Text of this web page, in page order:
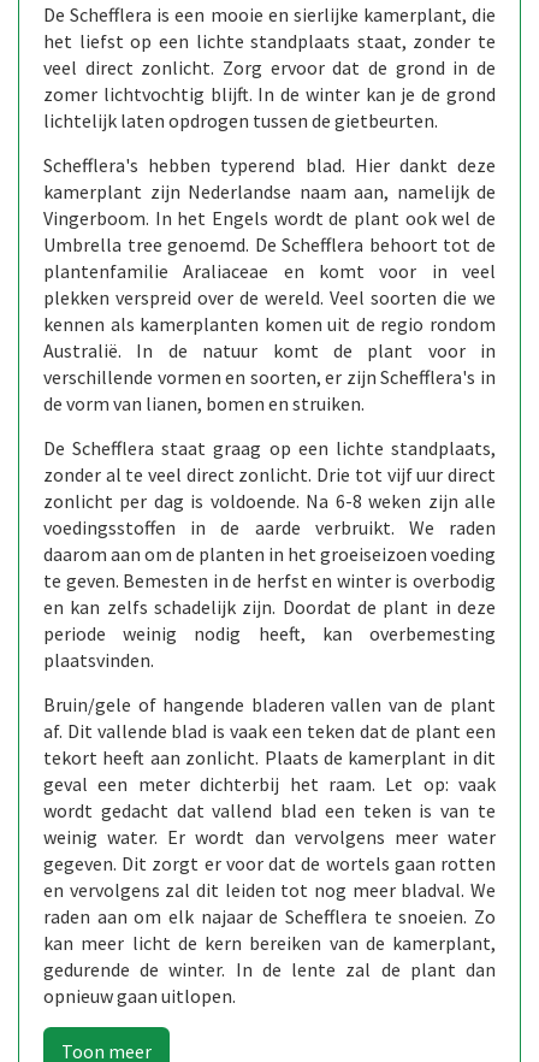
De Schefflera is een mooie en sierlijke kamerplant, die
het liefst op een lichte standplaats staat, zonder te
veel direct zonlicht. Zorg ervoor dat de grond in de
zomer lichtvochtig blijft. In de winter kan je de grond
lichtelijk laten opdrogen tussen de gietbeurten.
Schefflera's hebben typerend blad. Hier dankt deze
kamerplant zijn Nederlandse naam aan, namelijk de
Vingerboom. In het Engels wordt de plant ook wel de
Umbrella tree genoemd. De Schefflera behoort tot de
plantenfamilie Araliaceae en komt voor in veel
plekken verspreid over de wereld. Veel soorten die we
kennen als kamerplanten komen uit de regio rondom
Australië. In de natuur komt de plant voor in
verschillende vormen en soorten, er zijn Schefflera's in
de vorm van lianen, bomen en struiken.
De Schefflera staat graag op een lichte standplaats,
zonder al te veel direct zonlicht. Drie tot vijf uur direct
zonlicht per dag is voldoende. Na 6-8 weken zijn alle
voedingsstoffen in de aarde verbruikt. We raden
daarom aan om de planten in het groeiseizoen voeding
te geven. Bemesten in de herfst en winter is overbodig
en kan zelfs schadelijk zijn. Doordat de plant in deze
periode weinig nodig heeft, kan overbemesting
plaatsvinden.
Bruin/gele of hangende bladeren vallen van de plant
af. Dit vallende blad is vaak een teken dat de plant een
tekort heeft aan zonlicht. Plaats de kamerplant in dit
geval een meter dichterbij het raam. Let op: vaak
wordt gedacht dat vallend blad een teken is van te
weinig water. Er wordt dan vervolgens meer water
gegeven. Dit zorgt er voor dat de wortels gaan rotten
en vervolgens zal dit leiden tot nog meer bladval. We
raden aan om elk najaar de Schefflera te snoeien. Zo
kan meer licht de kern bereiken van de kamerplant,
gedurende de winter. In de lente zal de plant dan
opnieuw gaan uitlopen.